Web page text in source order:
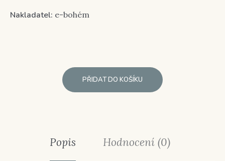
Nakladatel: e-bohém
PŘIDAT DO KOŠÍKU
Popis Hodnocení (0)